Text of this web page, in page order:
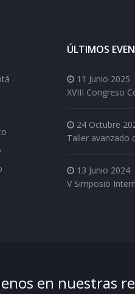
-
ÚLTIMOS
11 Junio 2025
XVIII Congreso
24 Octubre
Taller avanzado
13 Junio 2024
V Simposio
en nuestras